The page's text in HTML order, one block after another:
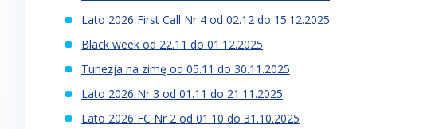
Lato 2026 First Call Nr 4 od 02.12 do 15.12.2025
Black week od 22.11 do 01.12.2025
Tunezja na zimę od 05.11 do 30.11.2025
Lato 2026 Nr 3 od 01.11 do 21.11.2025
Lato 2026 FC Nr 2 od 01.10 do 31.10.2025